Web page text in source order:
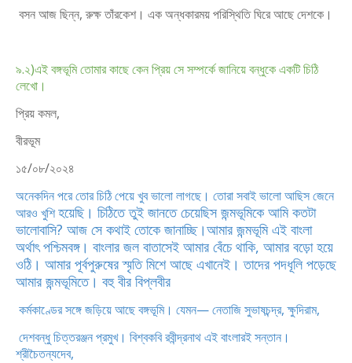
বসন আজ ছিন্ন, রুক্ষ তাঁরকেশ। এক অন্ধকারময় পরিস্থিতি ঘিরে আছে দেশকে।
৯.২)এই বঙ্গভূমি তোমার কাছে কেন প্রিয় সে সম্পর্কে জানিয়ে বন্ধুকে একটি চিঠি
লেখো।
প্রিয় কমল,
বীরভূম
১৫/০৮/২০২৪
অনেকদিন পরে তোর চিঠি পেয়ে খুব ভালো লাগছে। তোরা সবাই ভালো আছিস জেনে
আরও খুশিহয়েছি। চিঠিতে তুই জানতে চেয়েছিস জন্মভূমিকে আমি কতটা
ভালোবাসি? আজ সেকথাই তোকে জানাচ্ছি।আমার জন্মভূমি এই বাংলা
অর্থাৎ পশ্চিমবঙ্গ। বাংলার জলবাতাসেই আমার বেঁচে থাকি, আমার বড়ো হয়ে
ওঠি। আমার পূর্বপুরুষের স্মৃতি মিশেআছে এখানেই। তাদের পদধূলি পড়েছে
আমার জন্মভূমিতে। বহু বীর বিপ্লবীর
কর্মকাণ্ডের সঙ্গে জড়িয়ে আছে বঙ্গভূমি। যেমন— নেতাজি সুভাষচন্দ্র, ক্ষুদিরাম,
দেশবন্ধু চিত্তরঞ্জন প্রমুখ। বিশ্বকবি রবীন্দ্রনাথ এই বাংলারই সন্তান।
শ্রীচৈতন্যদেব,